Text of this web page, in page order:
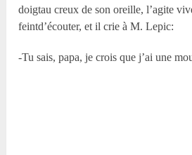
doigtau creux de son oreille, l’agite
feintd’écouter, et il crie à M. Lepic:
-Tu sais, papa, je crois que j’ai une